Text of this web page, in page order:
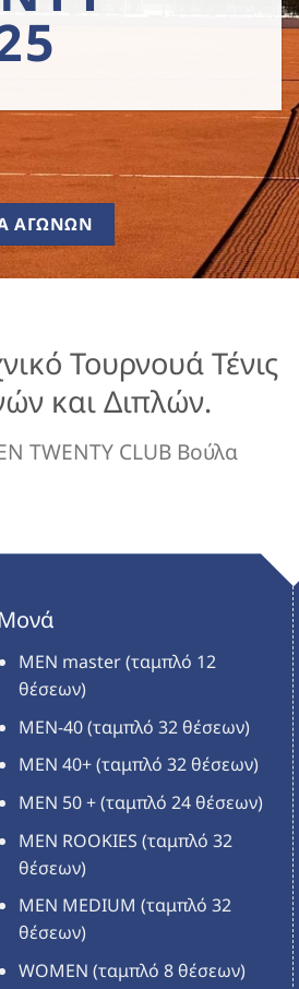
ΑΓΩΝΩΝ
Τουρνουά Τένις
και Διπλών.
TWENTY CLUB Βούλα
Mονά
MEN master (ταμπλό 12
θέσεων)
MEN-40 (ταμπλό 32 θέσεων)
MEN 40+ (ταμπλό 32 θέσεων)
MEN 50 + (ταμπλό 24 θέσεων)
MEN ROOKIES (ταμπλό 32
θέσεων)
MEN MEDIUM (ταμπλό 32
θέσεων)
WOMEN (ταμπλό 8 θέσεων)